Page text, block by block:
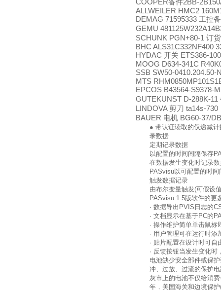
COOPER备件2BB-
ALLWEILER HMC2
DEMAG 71595333 工控
GEMU
SCHUNK PGN+80-1 订
BHC ALS31C332NF400
HYDAC 开关 ETS386-
MOOG D634-341C
SSB SW50-0410.204.50-
MTS
EPCOS B43564-S9378-
GUTEKUNST D-288K-11
LINDOVA 剪刀 ta14s-730
BAUER 电机 BG60-37/
● 带认证读取的仅递减
录数据
定期记录数据
以配置的时间间隔保存
在数据发生变化时记录
PASvisu以可配置的时
触发数据记录
由布尔变量触发(可假设
PASvisu 1.5版软件的更
· 数据导出 PVIS 日志的
· 文档显示在基于PC的
· 操作维护简单单击鼠
· 用户管理可在运行时
· 贴片配置在设计时可自
· 反馈按钮当发生变化
电池缺少安全部件或保
冲、过放、过流的保护
灰市上的电池不仅给消
年，美国海关和边境保护